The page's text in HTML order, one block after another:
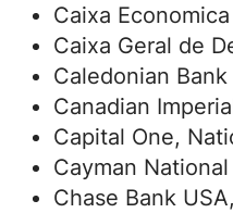
Caixa
Caixa Geral de
Caledonian
Canadian
Capital One,
Cayman
Chase Bank